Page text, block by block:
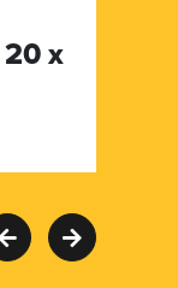
x